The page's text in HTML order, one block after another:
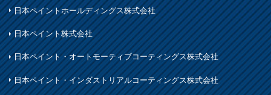
ホビー・工作
石材・タイル
着色
木部
日本ペイントホールディングス株式会社
日本ペイント株式会社
日本ペイント・オートモーティブコーティングス株式会社
日本ペイント・インダストリアルコーティングス株式会社